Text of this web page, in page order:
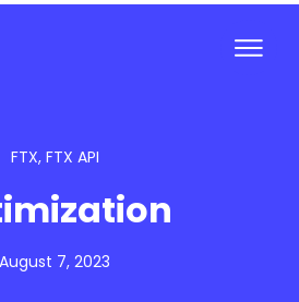
FTX, FTX API
August 7, 2023